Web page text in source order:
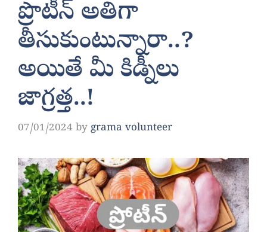
ప్రొటీన్‌ అతిగా
తీసుకుంటున్నారా..?
అయితే మీ కిడ్నీలు
జాగ్రత్త..!
07/01/2024 by grama volunteer